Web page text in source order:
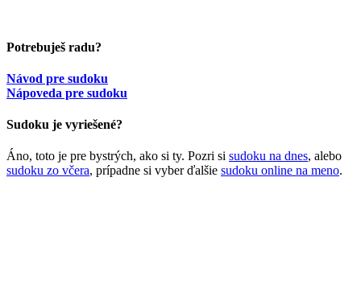
Potrebuješ radu?
Návod pre sudoku
Nápoveda pre sudoku
Sudoku je vyriešené?
Áno, toto je pre bystrých, ako si ty. Pozri si sudoku na dnes, alebo
sudoku zo včera, prípadne si vyber ďalšie sudoku online na meno.